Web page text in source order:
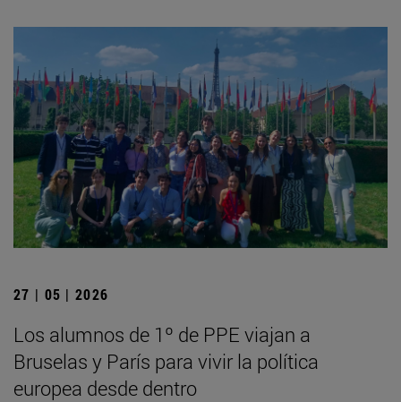
27 | 05 | 2026
Los alumnos de 1º de PPE viajan a
Bruselas y París para vivir la política
europea desde dentro